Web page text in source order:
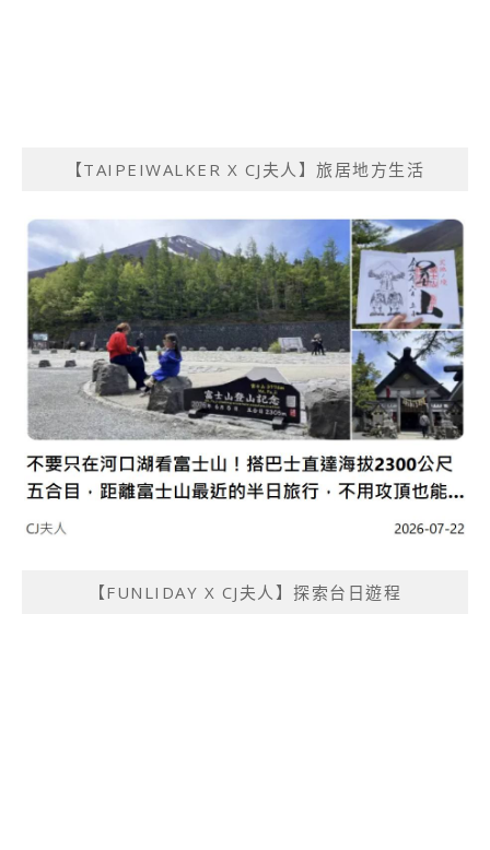
【TAIPEIWALKER X CJ夫人】旅居地方生活
【FUNLIDAY X CJ夫人】探索台日遊程